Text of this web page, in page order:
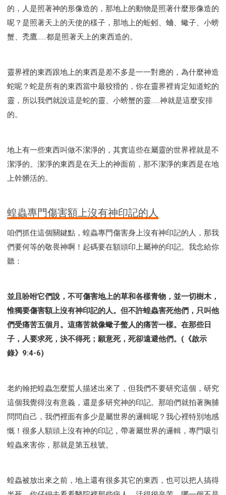
的，人是照著神的形像造的，那地上的動物是照著什麼形像造的
呢？是照著天上的天使的樣子，那地上的蚯蚓、蛐、蠍子、小螃
蟹、禿鷹……都是照著天上的東西造的。
靈界裡的東西跟地上的東西是差不多是一一對應的，為什麼神造
蛇呢？蛇是所有的東西當中最狡猾的，你在靈界裡肯定知道蛇的
靈，所以我們就說這是蛇的靈、小螃蟹的靈……神就是這麼安排
的。
地上有一些東西叫做不潔淨的，其實這些在屬靈的世界裡就是不
潔淨的。潔淨的東西是在天上的神面前，那不潔淨的東西是在地
上幹髒活的。
蝗蟲專門傷害額上沒有神印記的人
咱們抓住這個關鍵點，蝗蟲專門傷害身上沒有神印記的人，那我
們要何等的敬畏神啊！起碼要在額頭印上屬神的印記。我念給你
聽：
並且吩咐它們說，不可傷害地上的草和各樣青物，並一切樹木，
惟獨要傷害額上沒有神印記的人。但不許蝗蟲害死他們，只叫他
們受痛苦五個月。這痛苦就像蠍子螫人的痛苦一樣。在那些日
子，人要求死，決不得死；願意死，死卻遠避他們。(《啟示
錄》9:4-6)
老約翰把蝗蟲怎麼蜇人描述出來了，但我們不要研究這個，研究
這個我覺得沒有意義，還是多研究神的印記。那咱們就拍著胸脯
問問自己，我們裡面有多少是屬世界的邏輯呢？我心裡特別地感
慨！很多人額頭上沒有神的印記，帶著屬世界的邏輯，專門吸引
蝗蟲來害你，那就是第五枝號。
蝗蟲被放出來之前，地上還有很多其它的東西，也可以把人搞得